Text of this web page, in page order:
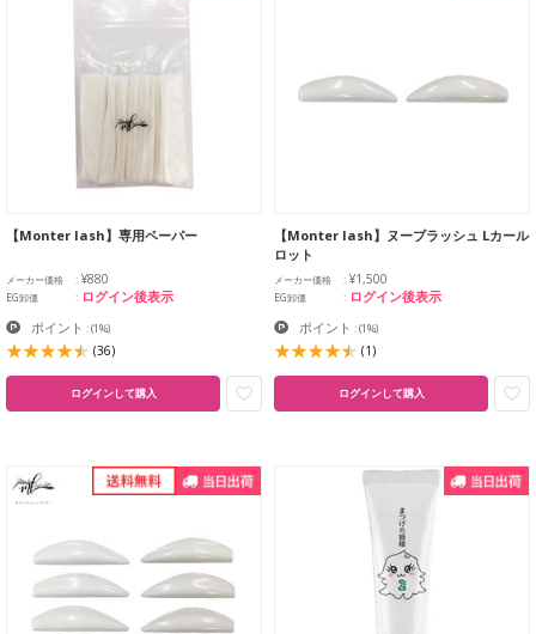
【Monter lash】専用ペーパー
メーカー価格 ¥880
EG卸価 ログイン後表示
ポイント :(1%)
(36)
ログインして購入
【Monter lash】ヌーブラッシュ Lカール
ロット
メーカー価格 ¥1,500
EG卸価 ログイン後表示
ポイント :(1%)
(1)
ログインして購入